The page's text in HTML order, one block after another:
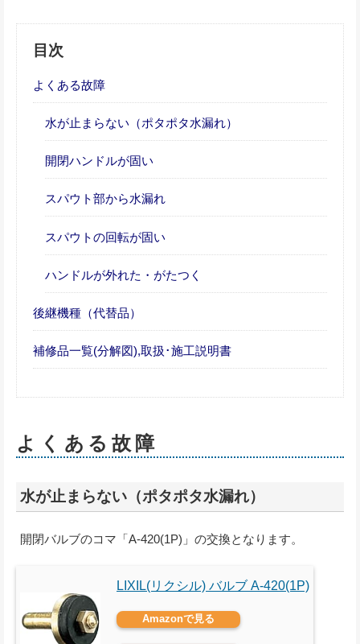
目次
よくある故障
水が止まらない（ポタポタ水漏れ）
開閉ハンドルが固い
スパウト部から水漏れ
スパウトの回転が固い
ハンドルが外れた・がたつく
後継機種（代替品）
補修品一覧(分解図),取扱･施工説明書
よくある故障
水が止まらない（ポタポタ水漏れ）
開閉バルブのコマ「A-420(1P)」の交換となります。
LIXIL(リクシル) バルブ A-420(1P)
Amazonで見る